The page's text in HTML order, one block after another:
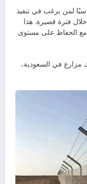
لمن يرغب في تنفيذ
فترة قصيرة. هذا
مع الحفاظ على مستوى
في السعودية،